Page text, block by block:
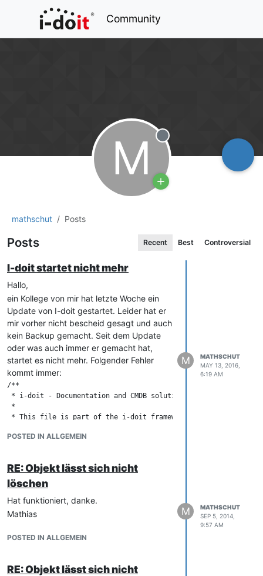
Community
M Offline
mathschut Posts
Posts Recent Best Controversial
I-doit startet nicht mehr
Hallo,
ein Kollege von mir hat letzte Woche ein
Update von I-doit gestartet. Leider hat er
mir vorher nicht bescheid gesagt und auch
kein Backup gemacht. Seit dem Update
oder was auch immer er gemacht hat,
startet es nicht mehr. Folgender Fehler
kommt immer:
/**
* i-doit - Documentation and CMDB solution for IT
*
* This file is part of the i-doit framework. Modify at your
* Please visit http://www.i-doit.com/license for a full
* @package     i-doit
* @author      synetics GmbH
* @copyright   synetics GmbH
* @url         http://www.i-doit.com
* @license     http://www.i-doit.com/license
$g_start_time = microtime(true); $g_absdir =
\n"; $l_deleted = 0; $l_undeleted = 0;
POSTED IN ALLGEMEIN
M
MATHSCHUT
MAY 13, 2016,
6:19 AM
RE: Objekt lässt sich nicht
löschen
Hat funktioniert, danke.
Mathias
POSTED IN ALLGEMEIN
M
MATHSCHUT
SEP 5, 2014,
9:57 AM
RE: Objekt lässt sich nicht